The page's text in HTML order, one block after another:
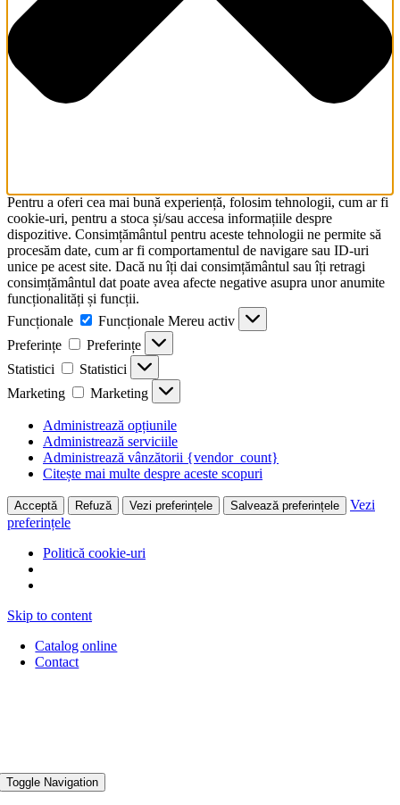
Pentru a oferi cea mai bună experiență, folosim tehnologii, cum ar fi
cookie-uri, pentru a stoca și/sau accesa informațiile despre
dispozitive. Consimțământul pentru aceste tehnologii ne permite să
procesăm date, cum ar fi comportamentul de navigare sau ID-uri
unice pe acest site. Dacă nu îți dai consimțământul sau îți retragi
consimțământul dat poate avea afecte negative asupra unor anumite
funcționalități și funcții.
Funcționale
Funcționale Mereu activ
Preferințe
Preferințe
Statistici
Statistici
Marketing
Marketing
Administrează opțiunile
Administrează serviciile
Administrează vânzătorii {vendor_count}
Citește mai multe despre aceste scopuri
Acceptă Refuză Vezi preferințele Salvează preferințele
Vezi
preferințele
Politică cookie-uri
Skip to content
Catalog online
Contact
Toggle Navigation